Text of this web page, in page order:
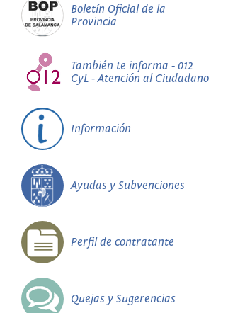
Boletín Oficial de la
Provincia
También te informa - 012
CyL - Atención al Ciudadano
Información
Ayudas y Subvenciones
Perfil de contratante
Quejas y Sugerencias